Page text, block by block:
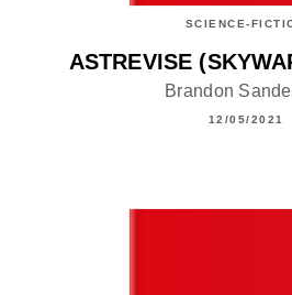
SCIENCE-
ASTREVISE
Brandon
12/05/2021